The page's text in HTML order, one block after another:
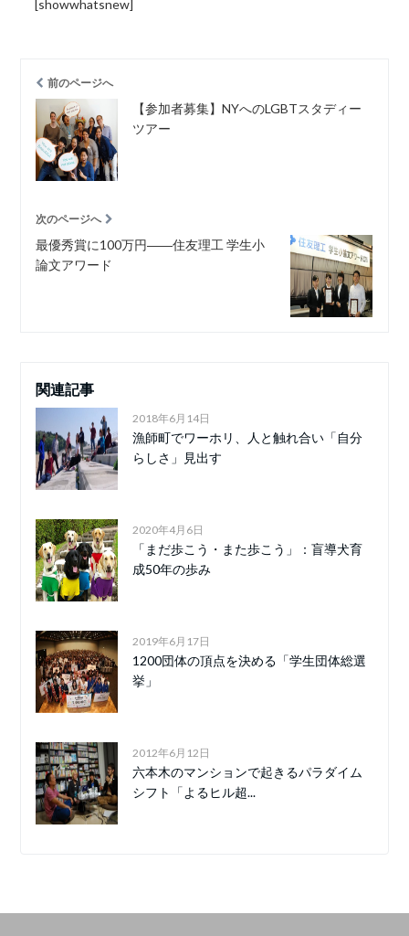
[showwhatsnew]
前のページへ
【参加者募集】NYへのLGBTスタディー
ツアー
次のページへ
最優秀賞に100万円――住友理工 学生小
論文アワード
関連記事
2018年6月14日
漁師町でワーホリ、人と触れ合い「自分
らしさ」見出す
2020年4月6日
「まだ歩こう・また歩こう」：盲導犬育
成50年の歩み
2019年6月17日
1200団体の頂点を決める「学生団体総選
挙」
2012年6月12日
六本木のマンションで起きるパラダイム
シフト「よるヒル超...